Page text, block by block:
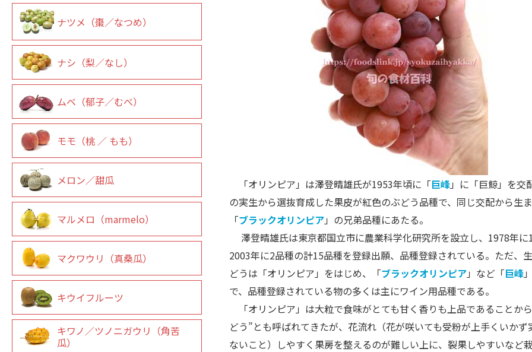
「オリンピア」は澤登晴雄氏が1953年頃に「巨峰」に「巨鯨」を交
の実生から選抜育成した果皮が紅色のぶどう品種で、同じ交配から生
「ブラックオリンピア」の兄弟品種にあたる。
澤登晴雄氏は東京都国立市に農業科学化研究所を設立し、1978年に
2003年に2品種の計15品種を登録出願、品種登録されている。ただ、
どうは「オリンピア」をはじめ、「ブラックオリンピア」など「巨峰
で、品種登録されている物の多くは主にワイン用品種である。
「オリンピア」は大粒で食味がとても甘く香りも上品であることか
どう”とも呼ばれてきたが、花流れ（花が咲いても受粉が上手くいかず
ないこと）しやすく果房を整えるのが難しい上に、裂果しやすいなど
ナツメ（棗／なつめ）
ナシ（梨／なし）
ムベ（郁子／むべ）
モモ（桃 ／ もも）
メロン／甜瓜
マルメロ（marmelo）
マクワウリ（真桑瓜）
キウイフルーツ
キワノ／ツノニガウリ（角苦
瓜）